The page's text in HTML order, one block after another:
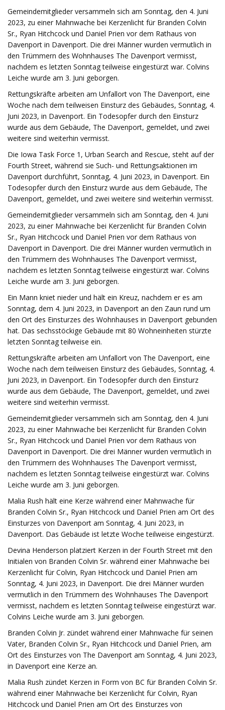
Gemeindemitglieder versammeln sich am Sonntag, den 4. Juni
2023, zu einer Mahnwache bei Kerzenlicht für Branden Colvin
Sr., Ryan Hitchcock und Daniel Prien vor dem Rathaus von
Davenport in Davenport. Die drei Männer wurden vermutlich in
den Trümmern des Wohnhauses The Davenport vermisst,
nachdem es letzten Sonntag teilweise eingestürzt war. Colvins
Leiche wurde am 3. Juni geborgen.
Rettungskräfte arbeiten am Unfallort von The Davenport, eine
Woche nach dem teilweisen Einsturz des Gebäudes, Sonntag, 4.
Juni 2023, in Davenport. Ein Todesopfer durch den Einsturz
wurde aus dem Gebäude, The Davenport, gemeldet, und zwei
weitere sind weiterhin vermisst.
Die Iowa Task Force 1, Urban Search and Rescue, steht auf der
Fourth Street, während sie Such- und Rettungsaktionen im
Davenport durchführt, Sonntag, 4. Juni 2023, in Davenport. Ein
Todesopfer durch den Einsturz wurde aus dem Gebäude, The
Davenport, gemeldet, und zwei weitere sind weiterhin vermisst.
Gemeindemitglieder versammeln sich am Sonntag, den 4. Juni
2023, zu einer Mahnwache bei Kerzenlicht für Branden Colvin
Sr., Ryan Hitchcock und Daniel Prien vor dem Rathaus von
Davenport in Davenport. Die drei Männer wurden vermutlich in
den Trümmern des Wohnhauses The Davenport vermisst,
nachdem es letzten Sonntag teilweise eingestürzt war. Colvins
Leiche wurde am 3. Juni geborgen.
Ein Mann kniet nieder und hält ein Kreuz, nachdem er es am
Sonntag, dem 4. Juni 2023, in Davenport an den Zaun rund um
den Ort des Einsturzes des Wohnhauses in Davenport gebunden
hat. Das sechsstöckige Gebäude mit 80 Wohneinheiten stürzte
letzten Sonntag teilweise ein.
Rettungskräfte arbeiten am Unfallort von The Davenport, eine
Woche nach dem teilweisen Einsturz des Gebäudes, Sonntag, 4.
Juni 2023, in Davenport. Ein Todesopfer durch den Einsturz
wurde aus dem Gebäude, The Davenport, gemeldet, und zwei
weitere sind weiterhin vermisst.
Gemeindemitglieder versammeln sich am Sonntag, den 4. Juni
2023, zu einer Mahnwache bei Kerzenlicht für Branden Colvin
Sr., Ryan Hitchcock und Daniel Prien vor dem Rathaus von
Davenport in Davenport. Die drei Männer wurden vermutlich in
den Trümmern des Wohnhauses The Davenport vermisst,
nachdem es letzten Sonntag teilweise eingestürzt war. Colvins
Leiche wurde am 3. Juni geborgen.
Malia Rush hält eine Kerze während einer Mahnwache für
Branden Colvin Sr., Ryan Hitchcock und Daniel Prien am Ort des
Einsturzes von Davenport am Sonntag, 4. Juni 2023, in
Davenport. Das Gebäude ist letzte Woche teilweise eingestürzt.
Devina Henderson platziert Kerzen in der Fourth Street mit den
Initialen von Branden Colvin Sr. während einer Mahnwache bei
Kerzenlicht für Colvin, Ryan Hitchcock und Daniel Prien am
Sonntag, 4. Juni 2023, in Davenport. Die drei Männer wurden
vermutlich in den Trümmern des Wohnhauses The Davenport
vermisst, nachdem es letzten Sonntag teilweise eingestürzt war.
Colvins Leiche wurde am 3. Juni geborgen.
Branden Colvin Jr. zündet während einer Mahnwache für seinen
Vater, Branden Colvin Sr., Ryan Hitchcock und Daniel Prien, am
Ort des Einsturzes von The Davenport am Sonntag, 4. Juni 2023,
in Davenport eine Kerze an.
Malia Rush zündet Kerzen in Form von BC für Branden Colvin Sr.
während einer Mahnwache bei Kerzenlicht für Colvin, Ryan
Hitchcock und Daniel Prien am Ort des Einsturzes von